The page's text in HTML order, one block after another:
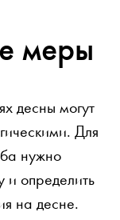
меры
десны могут
Для
нужно
и определить
на десне.